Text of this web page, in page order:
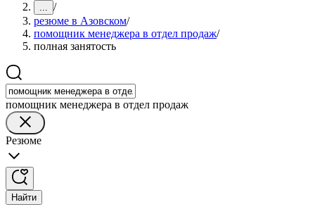
... /
резюме в Азовском/
помощник менеджера в отдел продаж/
полная занятость
помощник менеджера в отдел продаж
Резюме
Найти